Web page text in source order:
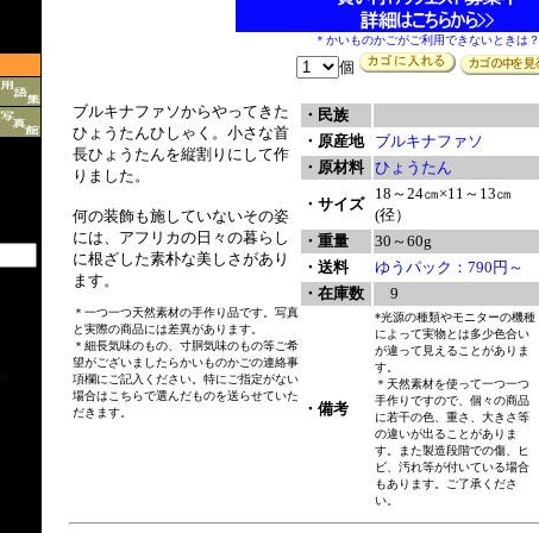
＊かいものかごがご利用できないときは？
個
ブルキナファソからやってきた
ひょうたんひしゃく。小さな首
長ひょうたんを縦割りにして作
りました。
何の装飾も施していないその姿
には、アフリカの日々の暮らし
に根ざした素朴な美しさがあり
ます。
＊一つ一つ天然素材の手作り品です。写真
と実際の商品には差異があります。
＊細長気味のもの、寸胴気味のもの等ご希
望がございましたらかいものかごの連絡事
項欄にご記入ください。特にご指定がない
場合はこちらで選んだものを送らせていた
だきます。
・民族
・原産地
ブルキナファソ
・原材料
ひょうたん
・サイズ
18～24㎝×11～13㎝
(径）
・重量
30～60g
・送料
ゆうパック：790円～
・在庫数
9
・備考
*光源の種類やモニターの機種
によって実物とは多少色合い
が違って見えることがありま
す。
＊天然素材を使って一つ一つ
手作りですので、個々の商品
に若干の色、重さ、大きさ等
の違いが出ることがありま
す。また製造段階での傷、ヒ
ビ、汚れ等が付いている場合
もあります。ご了承くださ
い。